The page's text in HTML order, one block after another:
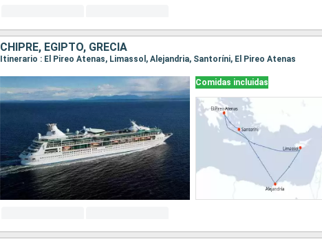
CHIPRE, EGIPTO, GRECIA
Itinerario : El Pireo Atenas, Limassol, Alejandria, Santoríni, El Pireo Atenas
Comidas incluidas